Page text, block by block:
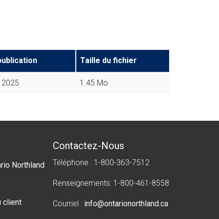
Taille du fichier
2025 1.45 Mo
Northland
client
Contactez-Nous
Téléphone : 1-800-363-7512
Renseignements: 1-800-461-8558
Courriel : info@ontarionorthland.ca